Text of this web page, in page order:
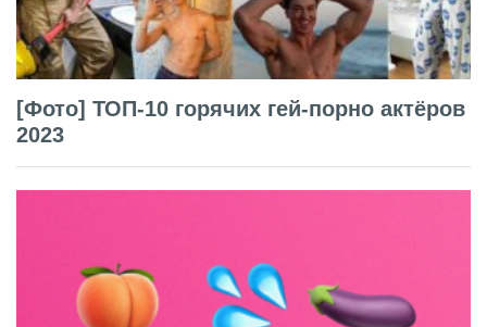
[Фото] ТОП-10 горячих гей-порно актёров
2023